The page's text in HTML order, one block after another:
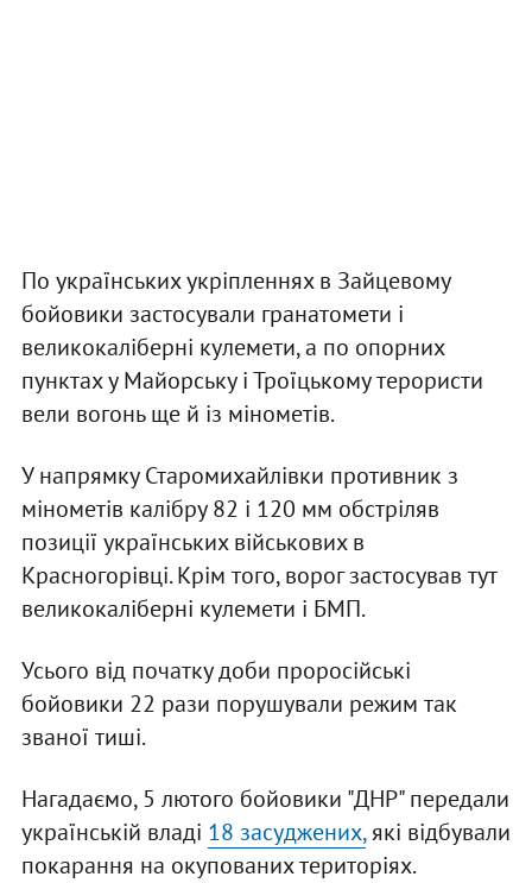
По українських укріпленнях в Зайцевому
бойовики застосували гранатомети і
великокаліберні кулемети, а по опорних
пунктах у Майорську і Троїцькому терористи
вели вогонь ще й із мінометів.
У напрямку Старомихайлівки противник з
мінометів калібру 82 і 120 мм обстріляв
позиції українських військових в
Красногорівці. Крім того, ворог застосував тут
великокаліберні кулемети і БМП.
Усього від початку доби проросійські
бойовики 22 рази порушували режим так
званої тиші.
Нагадаємо, 5 лютого бойовики "ДНР" передали
українській владі 18 засуджених,які відбували
покарання на окупованих територіях.